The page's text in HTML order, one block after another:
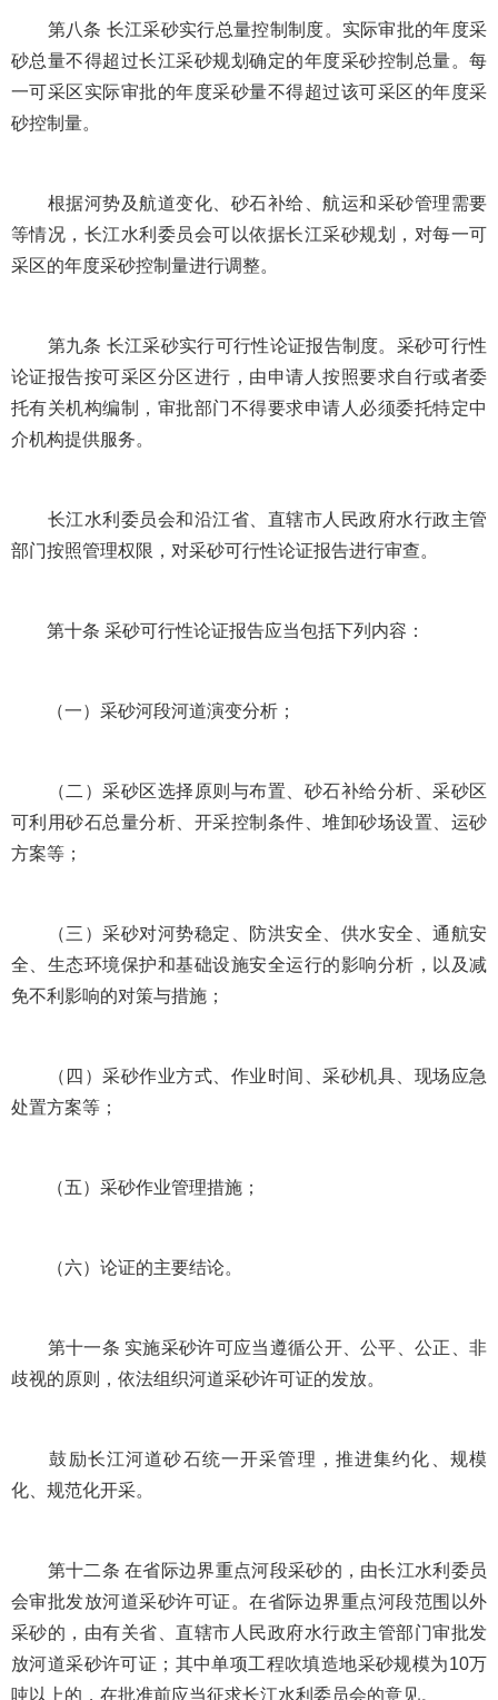
第八条 长江采砂实行总量控制制度。实际审批的年度采
砂总量不得超过长江采砂规划确定的年度采砂控制总量。每
一可采区实际审批的年度采砂量不得超过该可采区的年度采
砂控制量。
根据河势及航道变化、砂石补给、航运和采砂管理需要
等情况，长江水利委员会可以依据长江采砂规划，对每一可
采区的年度采砂控制量进行调整。
第九条 长江采砂实行可行性论证报告制度。采砂可行性
论证报告按可采区分区进行，由申请人按照要求自行或者委
托有关机构编制，审批部门不得要求申请人必须委托特定中
介机构提供服务。
长江水利委员会和沿江省、直辖市人民政府水行政主管
部门按照管理权限，对采砂可行性论证报告进行审查。
第十条 采砂可行性论证报告应当包括下列内容：
（一）采砂河段河道演变分析；
（二）采砂区选择原则与布置、砂石补给分析、采砂区
可利用砂石总量分析、开采控制条件、堆卸砂场设置、运砂
方案等；
（三）采砂对河势稳定、防洪安全、供水安全、通航安
全、生态环境保护和基础设施安全运行的影响分析，以及减
免不利影响的对策与措施；
（四）采砂作业方式、作业时间、采砂机具、现场应急
处置方案等；
（五）采砂作业管理措施；
（六）论证的主要结论。
第十一条 实施采砂许可应当遵循公开、公平、公正、非
歧视的原则，依法组织河道采砂许可证的发放。
鼓励长江河道砂石统一开采管理，推进集约化、规模
化、规范化开采。
第十二条 在省际边界重点河段采砂的，由长江水利委员
会审批发放河道采砂许可证。在省际边界重点河段范围以外
采砂的，由有关省、直辖市人民政府水行政主管部门审批发
放河道采砂许可证；其中单项工程吹填造地采砂规模为10万
吨以上的，在批准前应当征求长江水利委员会的意见。